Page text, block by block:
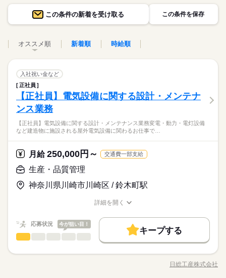
この条件の新着を受け取る この条件を保存
オススメ順 新着順 時給順
入社祝い金など
正社員
【正社員】電気設備に関する設計・メンテナ
ンス業務
【正社員】電気設備に関する設計・メンテナンス業務変電・動力・電灯設備
など建造物に施設される屋外電気設備に関わるお仕事で…
月給250,000円～ 交通費一部支給
生産・品質管理
神奈川県川崎市川崎区 / 鈴木町駅
多い年齢層 低い
女性
力・電灯設備など建造物に施設される屋外電気設備に関わるお
仕事です。 CADを使用して設計、配電盤を確認して正しく動作
詳細を開く
応募状況 今が狙い目！
キープする
給与/時間/休日
日総工産株式会社